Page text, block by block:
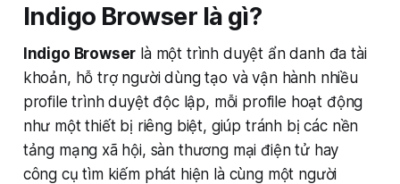
Indigo Browser là gì?
Indigo Browser là một trình duyệt ẩn danh đa tài
khoản, hỗ trợ người dùng tạo và vận hành nhiều
profile trình duyệt độc lập, mỗi profile hoạt động
như một thiết bị riêng biệt, giúp tránh bị các nền
tảng mạng xã hội, sàn thương mại điện tử hay
công cụ tìm kiếm phát hiện là cùng một người